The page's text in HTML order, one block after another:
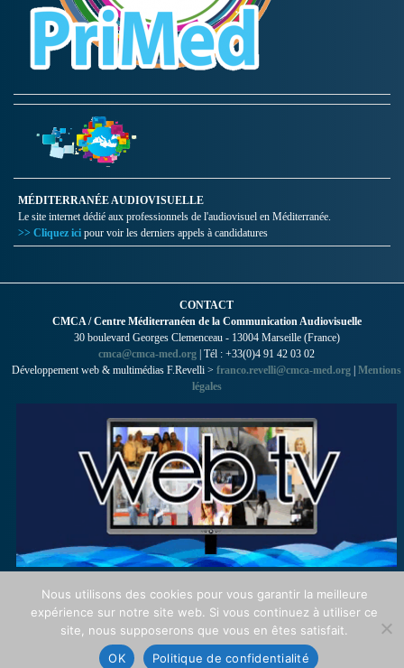
MÉDITERRANÉE AUDIOVISUELLE
Le site internet dédié aux professionnels de l'audiovisuel en Méditerranée.
>> Cliquez ici pour voir les derniers appels à candidatures
CONTACT
CMCA / Centre Méditerranéen de la Communication Audiovisuelle
30 boulevard Georges Clemenceau - 13004 Marseille (France)
cmca@cmca-med.org | Tél : +33(0)4 91 42 03 02
Développement web & multimédias F.Revelli > franco.revelli@cmca-med.org | Mentions
légales
Nous utilisons des cookies pour vous garantir la meilleure
expérience sur notre site web. Si vous continuez à utiliser ce
site, nous supposerons que vous en êtes satisfait.
OK
Politique de confidentialité